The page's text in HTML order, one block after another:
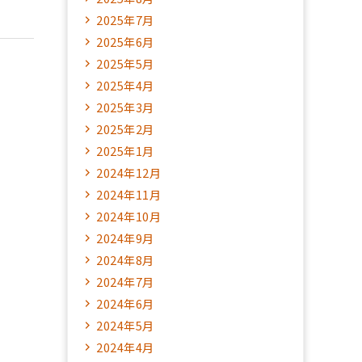
2025年7月
2025年6月
2025年5月
2025年4月
2025年3月
2025年2月
2025年1月
2024年12月
2024年11月
2024年10月
2024年9月
2024年8月
2024年7月
2024年6月
2024年5月
2024年4月